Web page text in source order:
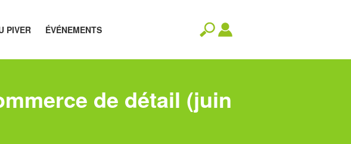
PIVER ÉVÉNEMENTS
de détail (juin